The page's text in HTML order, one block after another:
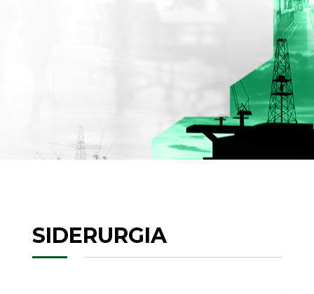
SIDERURGIA